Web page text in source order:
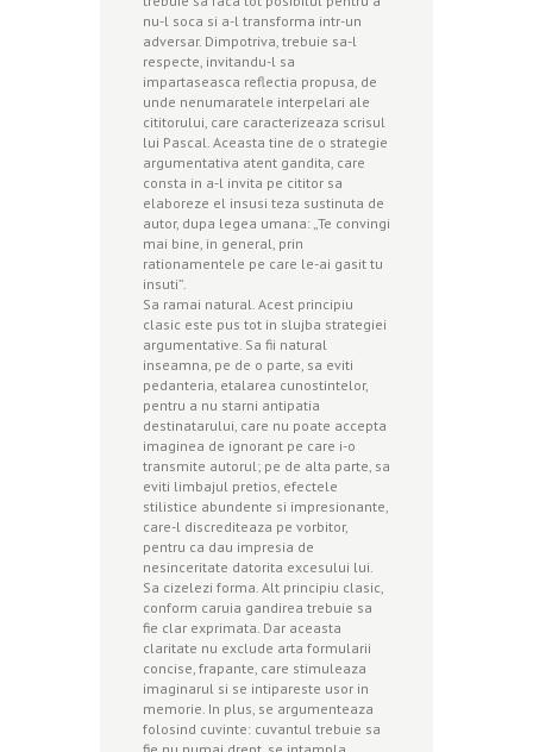
nu-l soca si a-l transforma intr-un
adversar. Dimpotriva, trebuie sa-l
respecte, invitandu-l sa
impartaseasca reflectia propusa, de
unde nenumaratele interpelari ale
cititorului, care caracterizeaza scrisul
lui Pascal. Aceasta tine de o strategie
argumentativa atent gandita, care
consta in a-l invita pe cititor sa
elaboreze el insusi teza sustinuta de
autor, dupa legea umana: „Te convingi
mai bine, in general, prin
rationamentele pe care le-ai gasit tu
insuti”.
Sa ramai natural. Acest principiu
clasic este pus tot in slujba strategiei
argumentative. Sa fii natural
inseamna, pe de o parte, sa eviti
pedanteria, etalarea cunostintelor,
pentru a nu starni antipatia
destinatarului, care nu poate accepta
imaginea de ignorant pe care i-o
transmite autorul; pe de alta parte, sa
eviti limbajul pretios, efectele
stilistice abundente si impresionante,
care-l discrediteaza pe vorbitor,
pentru ca dau impresia de
nesinceritate datorita excesului lui.
Sa cizelezi forma. Alt principiu clasic,
conform caruia gandirea trebuie sa
fie clar exprimata. Dar aceasta
claritate nu exclude arta formularii
concise, frapante, care stimuleaza
imaginarul si se intipareste usor in
memorie. In plus, se argumenteaza
folosind cuvinte: cuvantul trebuie sa